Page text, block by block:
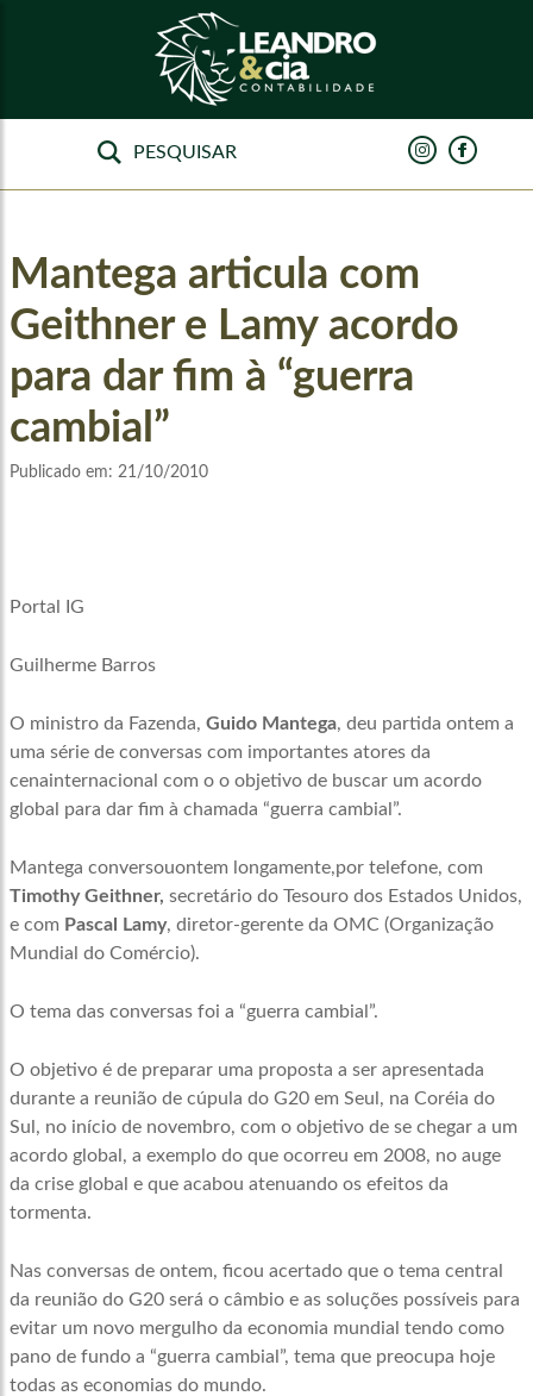
Mantega articula com
Geithner e Lamy acordo
para dar fim à “guerra
cambial”
Publicado em: 21/10/2010
Portal IG
Guilherme Barros
O ministro da Fazenda, Guido Mantega, deu partida ontem a
uma série de conversas com importantes atores da
cenainternacional com o o objetivo de buscar um acordo
global para dar fim à chamada “guerra cambial”.
Mantega conversouontem longamente,por telefone, com
Timothy Geithner, secretário do Tesouro dos Estados Unidos,
e com Pascal Lamy, diretor-gerente da OMC (Organização
Mundial do Comércio).
O tema das conversas foi a “guerra cambial”.
O objetivo é de preparar uma proposta a ser apresentada
durante a reunião de cúpula do G20 em Seul, na Coréia do
Sul, no início de novembro, com o objetivo de se chegar a um
acordo global, a exemplo do que ocorreu em 2008, no auge
da crise global e que acabou atenuando os efeitos da
tormenta.
Nas conversas de ontem, ficou acertado que o tema central
da reunião do G20 será o câmbio e as soluções possíveis para
evitar um novo mergulho da economia mundial tendo como
pano de fundo a “guerra cambial”, tema que preocupa hoje
todas as economias do mundo.